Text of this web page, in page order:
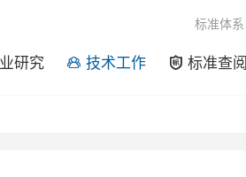
研究  技术工作  标准查阅
标准体系